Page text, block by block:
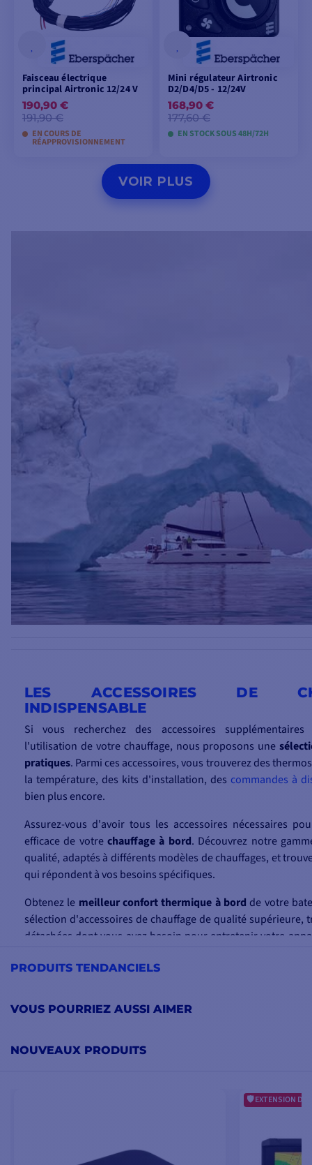
Faisceau électrique
principal Airtronic 12/24 V
190,90 €
191,90 €
EN COURS DE
RÉAPPROVISIONNEMENT
AJOUTER AU
Mini régulateur Airtronic
D2/D4/D5 - 12/24V
168,90 €
177,60 €
EN STOCK SOUS 48H/72H
AJOUTER AU
VOIR PLUS
LES ACCESSOIRES DE
INDISPENSABLE
Si vous recherchez des accessoires
l'utilisation de votre chauffage, nous proposons une
pratiques. Parmi ces accessoires, vous trouverez des
la température, des kits d'installation, des commandes à
bien plus encore.
Assurez-vous d'avoir tous les accessoires nécessaires
efficace de votrechauffage à bord. Découvrez notre
qualité, adaptés à différents modèles de chauffages, et
qui répondent à vos besoins spécifiques.
Obtenez le meilleur confort thermique à bord de votre
sélection d'accessoires de chauffage de qualité supérieure,
détachées dont vous avez besoin pour entretenir votre
rapidement vos accessoires chauffage pour votre
PRODUITS TENDANCIELS
VOUS POURRIEZ AUSSI AIMER
NOUVEAUX PRODUITS
EXTENSION DE